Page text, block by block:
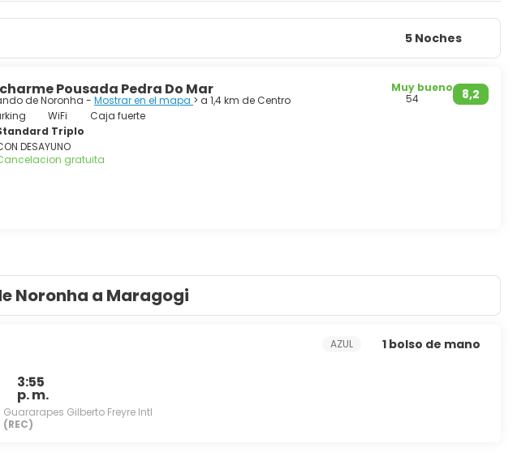
5 Noches
Pousada Pedra Do Mar
de Noronha - Mostrar en el mapa > a 1,4 km de Centro 8,2
Muy bueno
54
WiFi
Caja fuerte
Triplo
DESAYUNO
gratuita
Noronha a Maragogi
3:55
p. m.
Guararapes Gilberto Freyre Intl
(REC)
AZUL 1 bolso de mano